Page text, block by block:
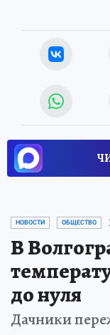
НОВОСТИ ОБЩЕСТВО
В
до нуля
Дачники